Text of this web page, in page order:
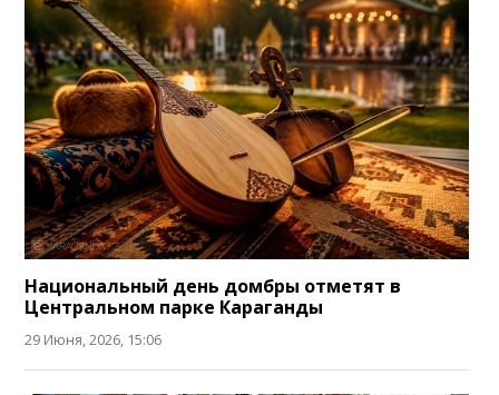
Национальный день домбры отметят в
Центральном парке Караганды
29 Июня, 2026, 15:06